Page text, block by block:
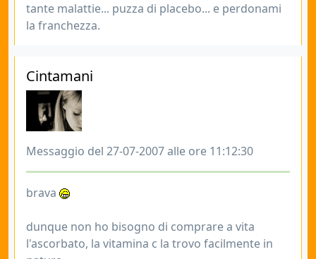
tante malattie... puzza di placebo... e perdonami
la franchezza.
Cintamani
Messaggio del 27-07-2007 alle ore 11:12:30
brava
dunque non ho bisogno di comprare a vita
l'ascorbato, la vitamina c la trovo facilmente in